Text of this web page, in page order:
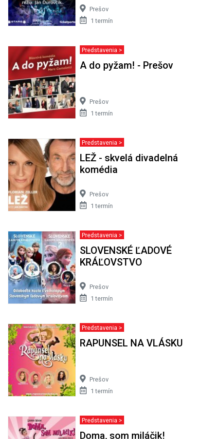
Prešov
1 termín
Predstavenia >
A do pyžam! - Prešov
Prešov
1 termín
Predstavenia >
LEŽ - skvelá divadelná
komédia
Prešov
1 termín
Predstavenia >
SLOVENSKÉ ĽADOVÉ
KRÁĽOVSTVO
Prešov
1 termín
Predstavenia >
RAPUNSEL NA VLÁSKU
Prešov
1 termín
Predstavenia >
Doma, som miláčik!